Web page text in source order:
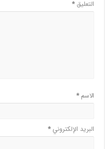
التعليق*
الاسم*
البريد الإلكتروني*